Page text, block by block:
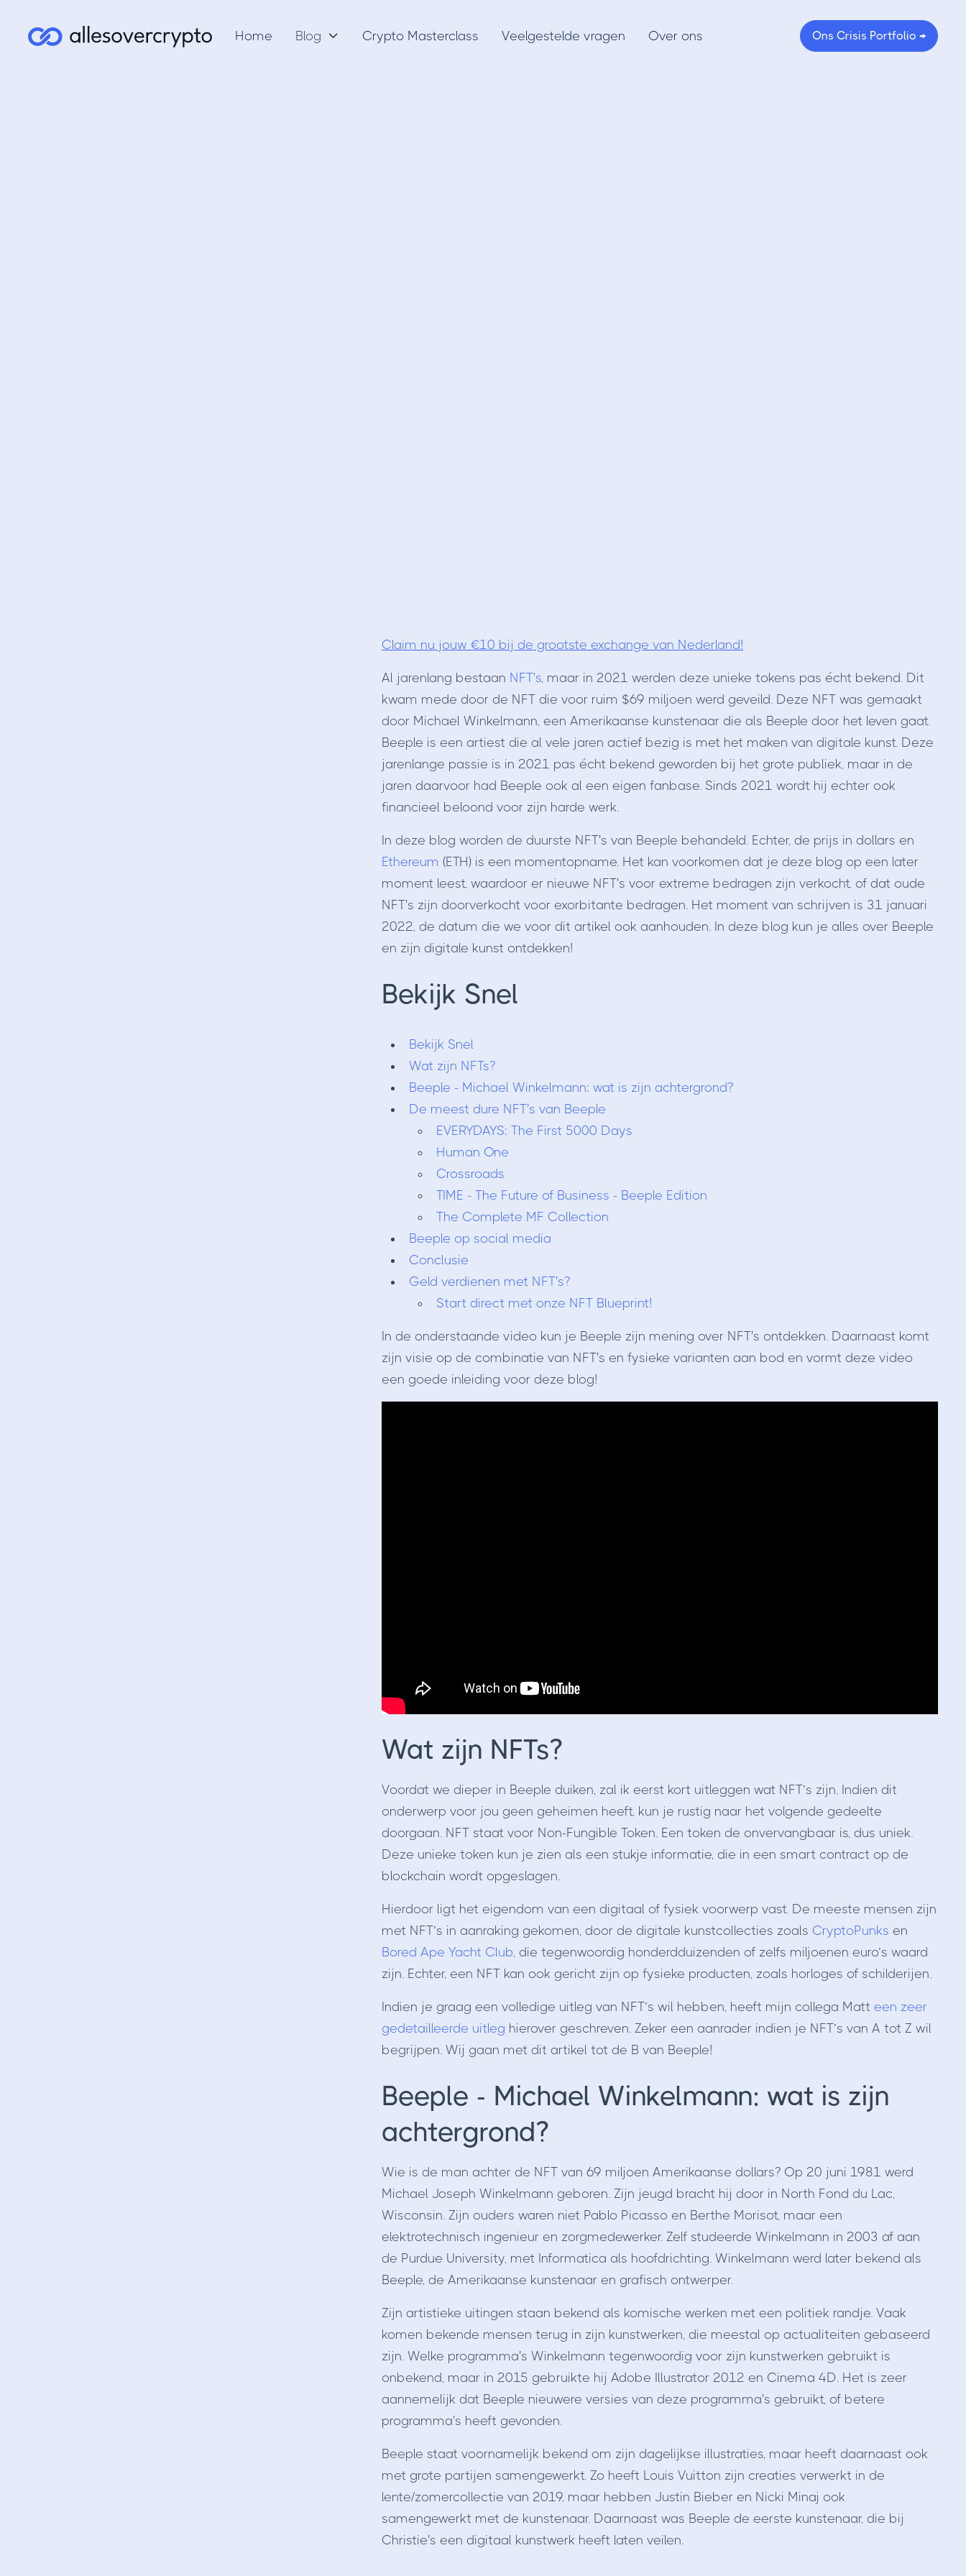
Home Blog  Crypto Masterclass Veelgestelde vragen Over ons Ons Crisis Portfolio →
Claim nu jouw €10 bij de grootste exchange van Nederland!
Al jarenlang bestaan NFT's, maar in 2021 werden deze unieke tokens pas écht bekend. Dit
kwam mede door de NFT die voor ruim $69 miljoen werd geveild. Deze NFT was gemaakt
door Michael Winkelmann, een Amerikaanse kunstenaar die als Beeple door het leven gaat.
Beeple is een artiest die al vele jaren actief bezig is met het maken van digitale kunst. Deze
jarenlange passie is in 2021 pas écht bekend geworden bij het grote publiek, maar in de
jaren daarvoor had Beeple ook al een eigen fanbase. Sinds 2021 wordt hij echter ook
financieel beloond voor zijn harde werk.
In deze blog worden de duurste NFT's van Beeple behandeld. Echter, de prijs in dollars en
Ethereum (ETH) is een momentopname. Het kan voorkomen dat je deze blog op een later
moment leest, waardoor er nieuwe NFT's voor extreme bedragen zijn verkocht, of dat oude
NFT's zijn doorverkocht voor exorbitante bedragen. Het moment van schrijven is 31 januari
2022, de datum die we voor dit artikel ook aanhouden. In deze blog kun je alles over Beeple
en zijn digitale kunst ontdekken!
Bekijk Snel
Bekijk Snel
Wat zijn NFTs?
Beeple - Michael Winkelmann: wat is zijn achtergrond?
De meest dure NFT's van Beeple
EVERYDAYS: The First 5000 Days
Human One
Crossroads
TIME - The Future of Business - Beeple Edition
The Complete MF Collection
Beeple op social media
Conclusie
Geld verdienen met NFT's?
Start direct met onze NFT Blueprint!
In de onderstaande video kun je Beeple zijn mening over NFT's ontdekken. Daarnaast komt
zijn visie op de combinatie van NFT's en fysieke varianten aan bod en vormt deze video
een goede inleiding voor deze blog!
Wat zijn NFTs?
Voordat we dieper in Beeple duiken, zal ik eerst kort uitleggen wat NFT’s zijn. Indien dit
onderwerp voor jou geen geheimen heeft, kun je rustig naar het volgende gedeelte
doorgaan. NFT staat voor Non-Fungible Token. Een token de onvervangbaar is, dus uniek.
Deze unieke token kun je zien als een stukje informatie, die in een smart contract op de
blockchain wordt opgeslagen.
Hierdoor ligt het eigendom van een digitaal of fysiek voorwerp vast. De meeste mensen zijn
met NFT’s in aanraking gekomen, door de digitale kunstcollecties zoals CryptoPunks en
Bored Ape Yacht Club, die tegenwoordig honderdduizenden of zelfs miljoenen euro’s waard
zijn. Echter, een NFT kan ook gericht zijn op fysieke producten, zoals horloges of schilderijen.
Indien je graag een volledige uitleg van NFT’s wil hebben, heeft mijn collega Matt een zeer
gedetailleerde uitleg hierover geschreven. Zeker een aanrader indien je NFT’s van A tot Z wil
begrijpen. Wij gaan met dit artikel tot de B van Beeple!
Beeple - Michael Winkelmann: wat is zijn
achtergrond?
Wie is de man achter de NFT van 69 miljoen Amerikaanse dollars? Op 20 juni 1981 werd
Michael Joseph Winkelmann geboren. Zijn jeugd bracht hij door in North Fond du Lac,
Wisconsin. Zijn ouders waren niet Pablo Picasso en Berthe Morisot, maar een
elektrotechnisch ingenieur en zorgmedewerker. Zelf studeerde Winkelmann in 2003 af aan
de Purdue University, met Informatica als hoofdrichting. Winkelmann werd later bekend als
Beeple, de Amerikaanse kunstenaar en grafisch ontwerper.
Zijn artistieke uitingen staan bekend als komische werken met een politiek randje. Vaak
komen bekende mensen terug in zijn kunstwerken, die meestal op actualiteiten gebaseerd
zijn. Welke programma's Winkelmann tegenwoordig voor zijn kunstwerken gebruikt is
onbekend, maar in 2015 gebruikte hij Adobe Illustrator 2012 en Cinema 4D. Het is zeer
aannemelijk dat Beeple nieuwere versies van deze programma's gebruikt, of betere
programma's heeft gevonden.
Beeple staat voornamelijk bekend om zijn dagelijkse illustraties, maar heeft daarnaast ook
met grote partijen samengewerkt. Zo heeft Louis Vuitton zijn creaties verwerkt in de
lente/zomercollectie van 2019, maar hebben Justin Bieber en Nicki Minaj ook
samengewerkt met de kunstenaar. Daarnaast was Beeple de eerste kunstenaar, die bij
Christie's een digitaal kunstwerk heeft laten veilen.